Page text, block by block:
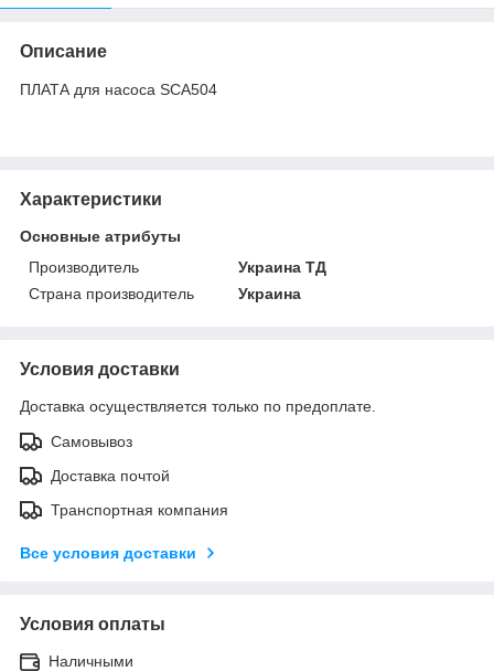
Описание
ПЛАТА для насоса SCA504
Характеристики
Основные атрибуты
Производитель
Украина ТД
Страна производитель
Украина
Условия доставки
Доставка осуществляется только по предоплате.
Самовывоз
Доставка почтой
Транспортная компания
Все условия доставки
Условия оплаты
Наличными